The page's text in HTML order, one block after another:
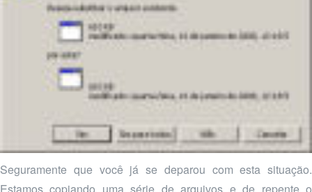
Seguramente que você já se deparou com esta situação.